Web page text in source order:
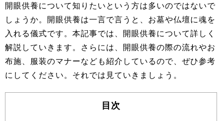
開眼供養について知りたいという方は多いのではないで
しょうか。開眼供養は一言で言うと、お墓や仏壇に魂を
入れる儀式です。本記事では、開眼供養について詳しく
解説していきます。さらには、開眼供養の際の流れやお
布施、服装のマナーなども紹介しているので、ぜひ参考
にしてください。それでは見ていきましょう。
目次